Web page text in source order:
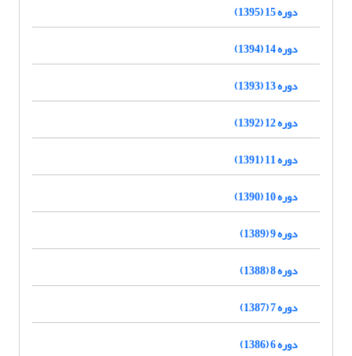
دوره 15 (1395)
دوره 14 (1394)
دوره 13 (1393)
دوره 12 (1392)
دوره 11 (1391)
دوره 10 (1390)
دوره 9 (1389)
دوره 8 (1388)
دوره 7 (1387)
دوره 6 (1386)